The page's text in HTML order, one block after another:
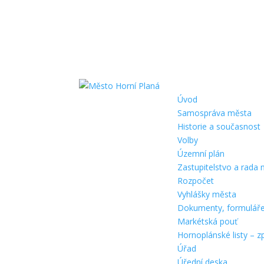
Úvod
Samospráva města
Historie a současnost
Volby
Územní plán
Zastupitelstvo a rada
Rozpočet
Vyhlášky města
Dokumenty, formuláře
Markétská pouť
Hornoplánské listy –
Úřad